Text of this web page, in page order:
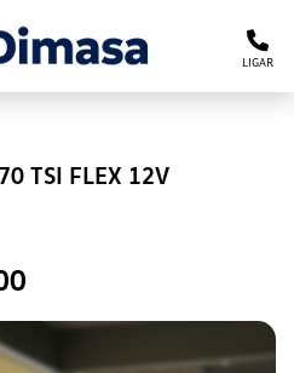
LIGAR
TSI FLEX 12V